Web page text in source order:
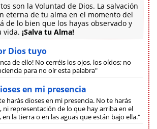
son la Voluntad de Dios. La salvación
eterna de tu alma en el momento del
de lo bien que los hayas observado y
vida. ¡Salva tu Alma!
Dios tuyo
de ello! No cerréis los ojos, los oídos; no
para no oír esta palabra"
en mi presencia
harás dioses en mi presencia. No te harás
ni representación de lo que hay arriba en el
la tierra o en las aguas que están bajo ella."